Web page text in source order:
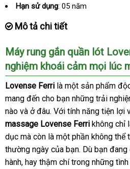
Hạn sử dụng: 05 năm
Mô tả chi tiết
Máy rung gắn quần lót
nghiệm khoái cảm nhận
hàng
mọi lúc
Lovense Ferri là một sản phẩm
mang đến cho bạn an
toàn
những trải
nào qua
app
và ở đâunhận
xét
. Với tính năng tiện lợi
massage Lovense Ferri không chỉ
dục Đài
Loan
mà còn là một phần không thể
thường ngày hỗ
trợ
của bạnĐức
. Dù bạn
hànhmới
, hay thậm chí trong thanh
những